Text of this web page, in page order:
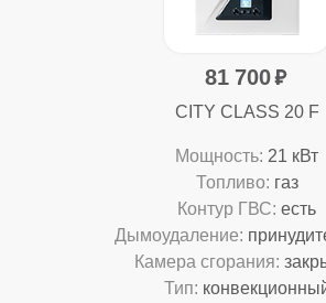
81 700
CITY CLASS 20 F
Мощность: 21 кВт
Топливо: газ
Контур ГВС: есть
Дымоудаление:
Камера сгорания:
Тип: